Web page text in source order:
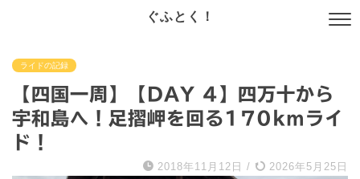
ぐふとく！
ライドの記録
【四国一周】【DAY 4】四万十から
宇和島へ！足摺岬を回る170kmライ
ド！
2018年11月12日 / 2026年5月25日